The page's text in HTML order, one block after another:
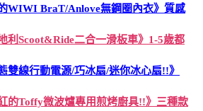
WIWI BraT/Anlove無鋼圈內衣》質感
利Scoot&Ride二合一滑板車》1-5歲都
雙線行動電源/巧冰扇/迷你冰心扇!!》
的Toffy微波爐專用煎烤廚具!!》三種款